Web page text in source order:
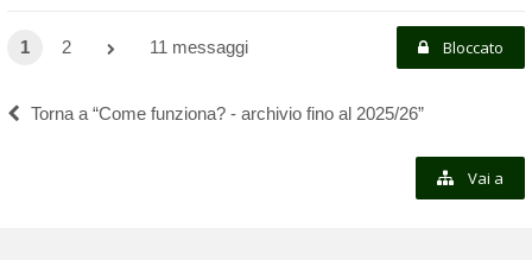
1 2 11 messaggi Bloccato
Torna a “Come funziona? - archivio fino al 2025/26”
Vai a